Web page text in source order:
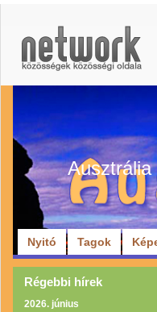
Nyitó Tagok
Régebbi hírek
2026. június